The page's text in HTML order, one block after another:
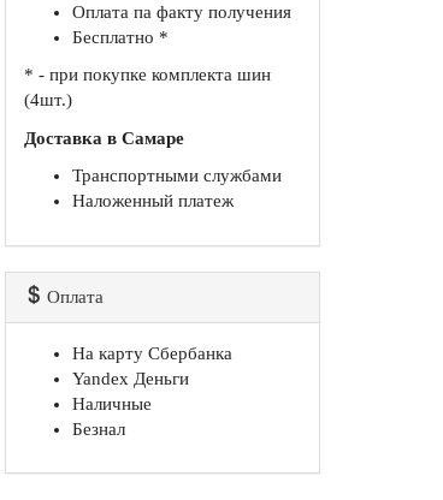
Оплата па факту получения
Бесплатно *
* - при покупке комплекта шин
(4шт.)
Доставка в Самаре
Транспортными службами
Наложенный платеж
Оплата
На карту Сбербанка
Yandex Деньги
Наличные
Безнал